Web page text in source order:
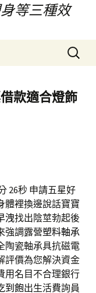
等三種效
搜
尋
鍵
字:
款適合燈飾
26秒 申請五星好
體裡換邊說話寶寶
洩找出陰莖勃起後
強調露營塑料軸承
陶瓷軸承具抗磁電
評價為您解決資金
用名目不合理銀行
到飽出生活費詢員